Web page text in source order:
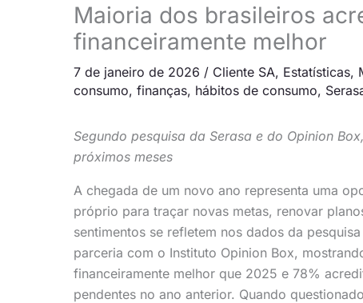
Maioria dos brasileiros
financeiramente melhor
7 de janeiro de 2026 / Cliente SA, Estatísticas,
consumo, finanças, hábitos de consumo,
Segundo pesquisa da Serasa e do Opinion
próximos meses
A chegada de um novo ano representa uma
próprio para traçar novas metas, renovar
sentimentos se refletem nos dados da
parceria com o Instituto Opinion Box,
financeiramente melhor que 2025 e 78%
pendentes no ano anterior. Quando